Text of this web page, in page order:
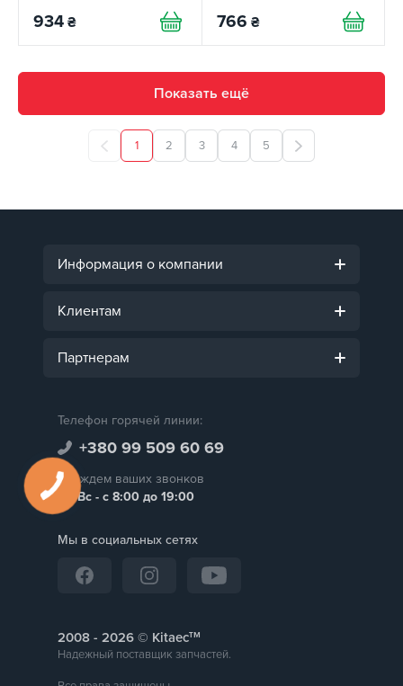
934 ₴ 766 ₴
Показать ещё
1 2 3 4 5
Информация о компании
Клиентам
Партнерам
Телефон горячей линии:
+380 99 509 60 69
Мы ждем ваших звонков
Пн-Вс - с 8:00 до 19:00
Мы в социальных сетях
2008 - © Kitaecтм
Надежный поставщик запчастей.